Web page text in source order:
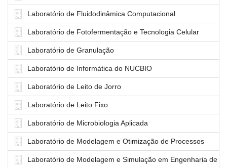
Laboratório de Fluidodinâmica Computacional
Laboratório de Fotofermentação e Tecnologia Celular
Laboratório de Granulação
Laboratório de Informática do NUCBIO
Laboratório de Leito de Jorro
Laboratório de Leito Fixo
Laboratório de Microbiologia Aplicada
Laboratório de Modelagem e Otimização de Processos
Laboratório de Modelagem e Simulação em Engenharia de